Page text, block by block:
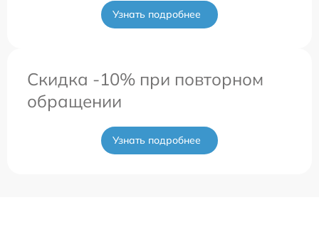
Узнать подробнее
Скидка -10% при повторном
обращении
Узнать подробнее